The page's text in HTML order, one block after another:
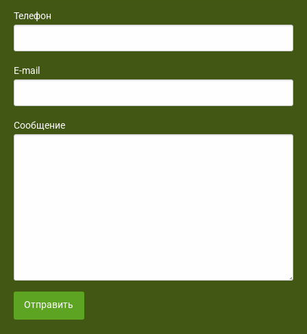
Телефон
E-mail
Сообщение
Отправить